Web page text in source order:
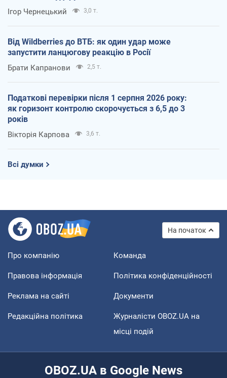
Ігор Чернецький 3,0 т.
Від Wildberries до ВТБ: як один удар може
запустити ланцюгову реакцію в Росії
Брати Капранови 2,5 т.
Податкові перевірки після 1 серпня 2026 року:
як горизонт контролю скорочується з 6,5 до 3
років
Вікторія Карпова 3,6 т.
Всі думки
На початок
Про компанію Команда
Правова інформація Політика конфіденційності
Реклама на сайті Документи
Редакційна політика
Журналісти OBOZ.UA на
місці подій
OBOZ.UA в Google News